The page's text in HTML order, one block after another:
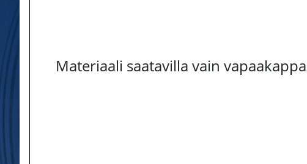
Materiaali saatavilla vain